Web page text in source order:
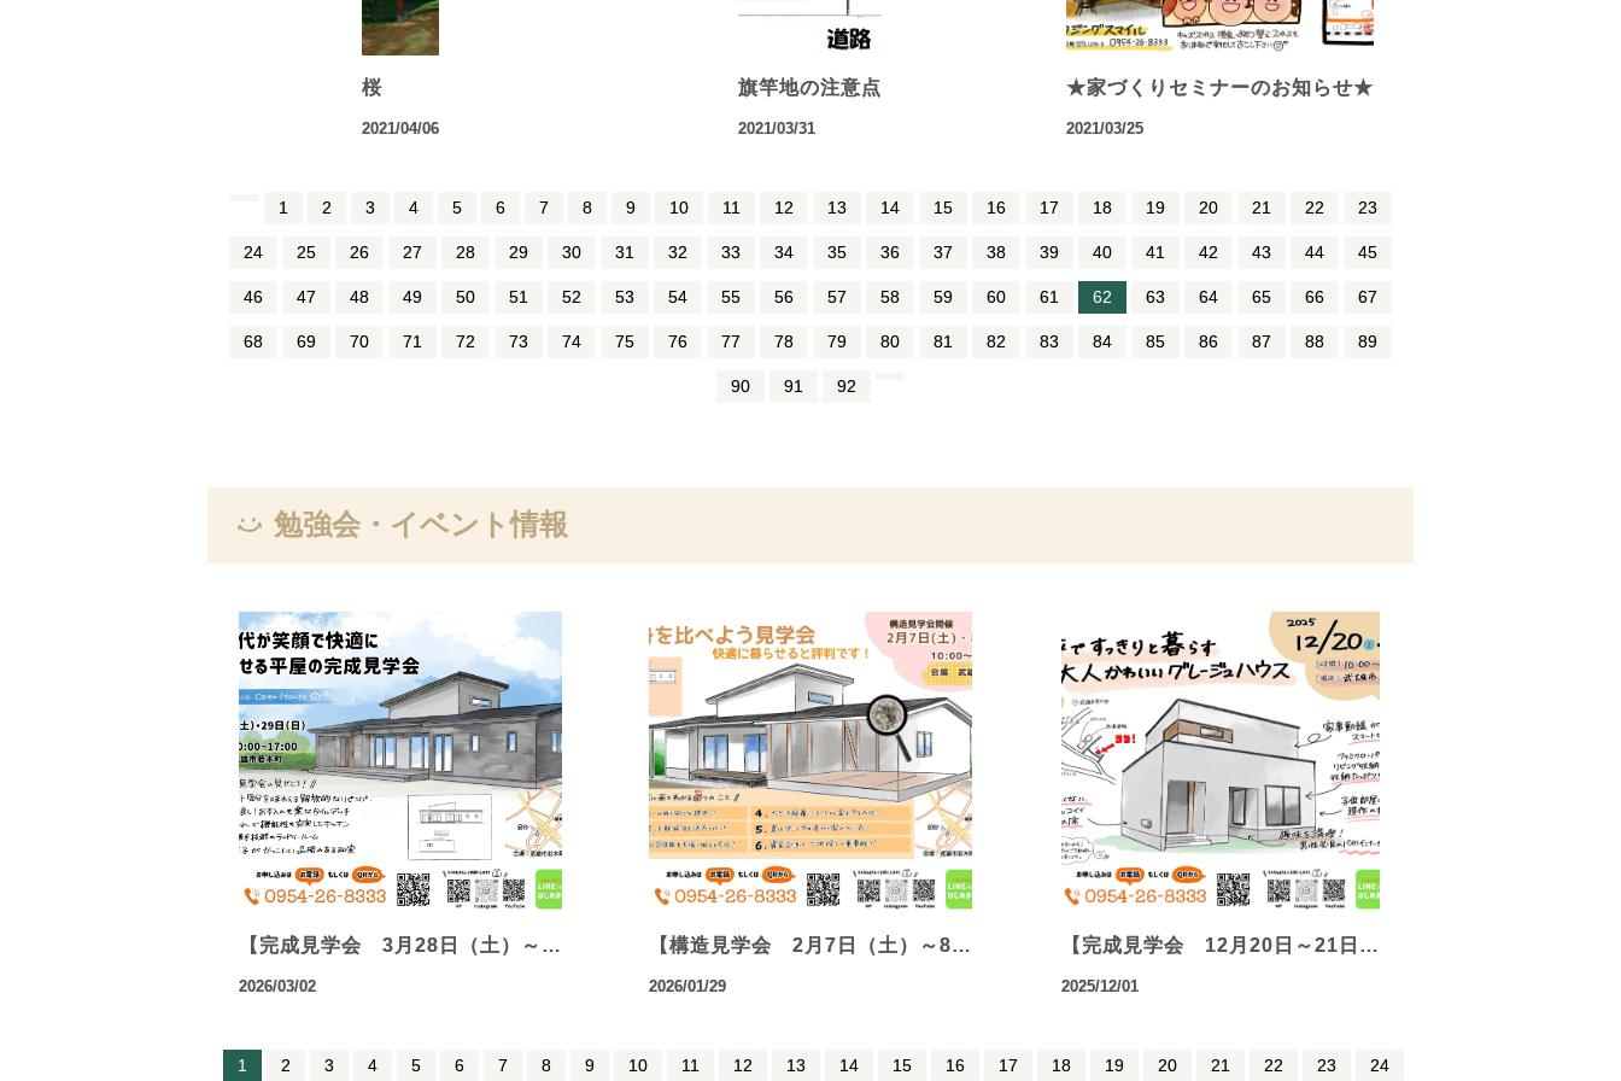
桜
2021/04/06
旗竿地の注意点
2021/03/31
★家づくりセミナーのお知らせ★
2021/03/25
1 2 3 4 5 6 7 8 9 10 11 12 13 14 15 16 17 18 19 20 21 22 23
24 25 26 27 28 29 30 31 32 33 34 35 36 37 38 39 40 41 42 43 44 45
46 47 48 49 50 51 52 53 54 55 56 57 58 59 60 61 62 63 64 65 66 67
68 69 70 71 72 73 74 75 76 77 78 79 80 81 82 83 84 85 86 87 88 89
90 91 92
勉強会・イベント情報
【完成見学会 3月28日（土）～…
2026/03/02
【構造見学会 2月7日（土）～8…
2026/01/29
【完成見学会 12月20日～21日…
2025/12/01
1 2 3 4 5 6 7 8 9 10 11 12 13 14 15 16 17 18 19 20 21 22 23 24